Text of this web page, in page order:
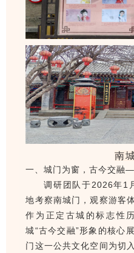
南
一、城门为窗，古今交融
调研团队于2026年1
地考察南城门，观察游客
作为正定古城的标志性
城“古今交融”形象的核心
门这一公共文化空间为切